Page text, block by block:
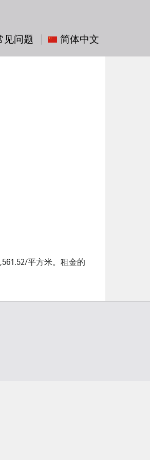
见问题 简体中文
平方米。租金的